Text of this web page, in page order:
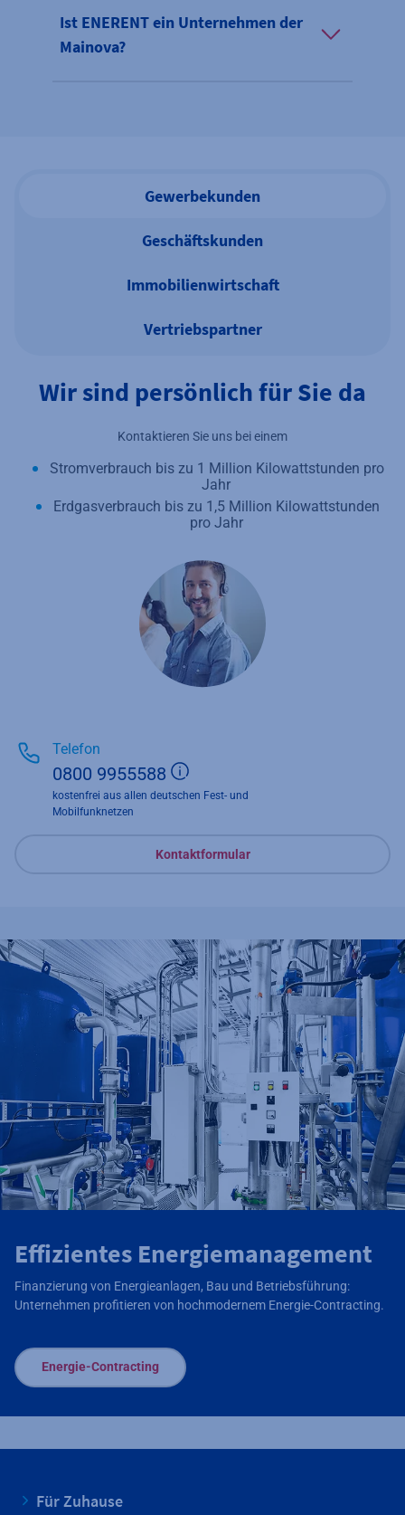
Ist ENERENT ein Unternehmen der
Mainova?
Gewerbekunden
Geschäftskunden
Immobilienwirtschaft
Vertriebspartner
Wir sind persönlich für Sie da
Kontaktieren Sie uns bei einem
Stromverbrauch bis zu 1 Million Kilowattstunden pro
Jahr
Erdgasverbrauch bis zu 1,5 Million Kilowattstunden
pro Jahr
Telefon
0800 9955588
kostenfrei aus allen deutschen Fest- und
Mobilfunknetzen
Kontaktformular
Effizientes Energiemanagement
Finanzierung von Energieanlagen, Bau und Betriebsführung:
Unternehmen profitieren von hochmodernem Energie-Contracting.
Energie-Contracting
Für Zuhause